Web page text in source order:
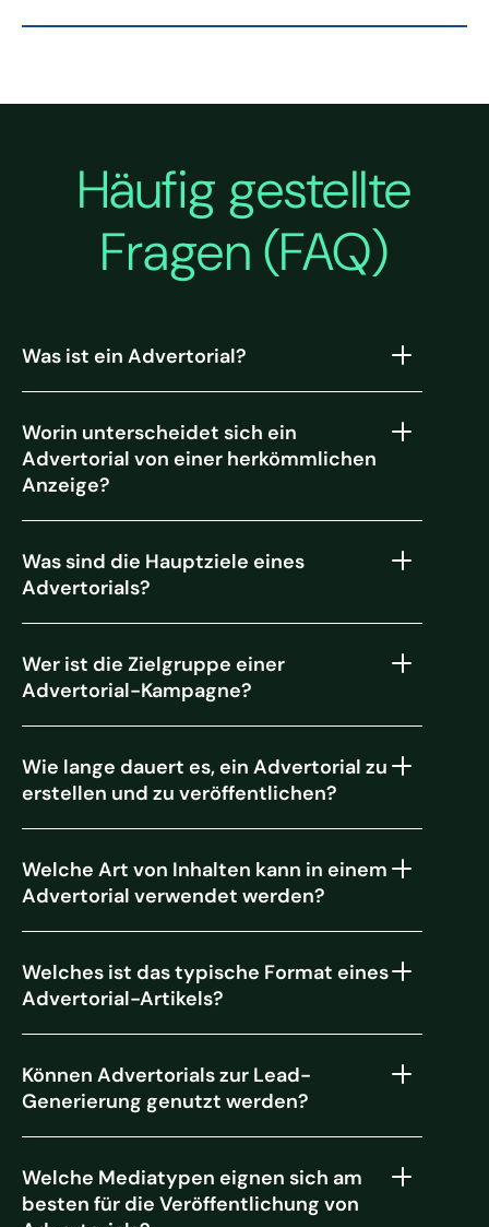
Häufig gestellte
Fragen (FAQ)
Was ist ein Advertorial?
Worin unterscheidet sich ein
Advertorial von einer herkömmlichen
Anzeige?
Was sind die Hauptziele eines
Advertorials?
Wer ist die Zielgruppe einer
Advertorial-Kampagne?
Wie lange dauert es, ein Advertorial zu
erstellen und zu veröffentlichen?
Welche Art von Inhalten kann in einem
Advertorial verwendet werden?
Welches ist das typische Format eines
Advertorial-Artikels?
Können Advertorials zur Lead-
Generierung genutzt werden?
Welche Mediatypen eignen sich am
besten für die Veröffentlichung von